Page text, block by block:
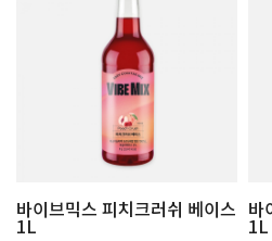
바이브믹스 피치크러쉬 베이스
1L
바
1L